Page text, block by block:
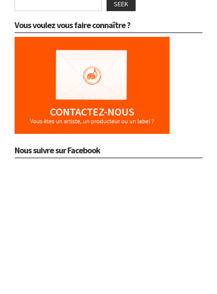
SEEK
Vous voulez vous faire connaître ?
Nous suivre sur Facebook